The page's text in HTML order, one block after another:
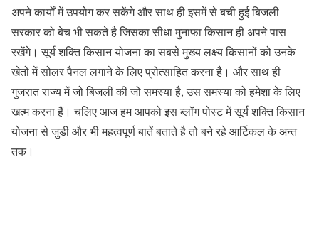
अपने कार्यों में उपयोग कर सकेंगे और साथ ही इसमें से बची हुई बिजली
सरकार को बेच भी सकते है जिसका सीधा मुनाफा किसान ही अपने पास
रखेंगे। सूर्य शक्ति किसान योजना का सबसे मुख्य लक्ष्य किसानों को उनके
खेतों में सोलर पैनल लगाने के लिए प्रोत्साहित करना है। और साथ ही
गुजरात राज्य में जो बिजली की जो समस्या है, उस समस्या को हमेशा के लिए
खत्म करना हैं। चलिए आज हम आपको इस ब्लॉग पोस्ट में सूर्य शक्ति किसान
योजना से जुडी और भी महत्वपूर्ण बातें बताते है तो बने रहे आर्टिकल के अन्त
तक।